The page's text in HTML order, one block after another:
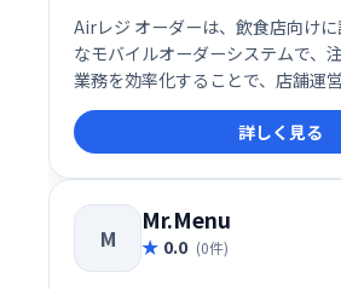
Airレジ オーダーは、飲食店向け
なモバイルオーダーシステムで、
業務を効率化することで、店舗運
せることを目的としています。
詳しく見る
M
Mr.Menu
0.0 (0件)